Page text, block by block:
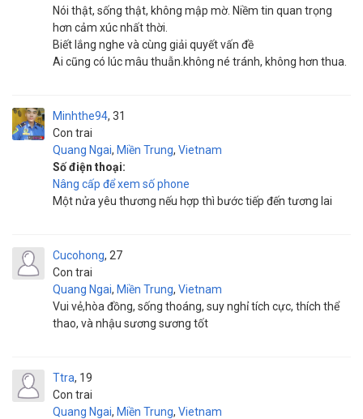
Nói thật, sống thật, không mập mờ. Niềm tin quan trọng
hơn cảm xúc nhất thời.
Biết lắng nghe và cùng giải quyết vấn đề
Ai cũng có lúc mâu thuẫn.không né tránh, không hơn thua.
Minhthe94
Con trai
31
Quang Ngai, Miền Trung, Vietnam
Số điện thoại:
Nâng cấp để xem số phone
Một nửa yêu thương nếu hợp thì bước tiếp đến tương lai
Cucohong
Con trai
27
Quang Ngai, Miền Trung, Vietnam
Vui vẻ,hòa đồng, sống thoáng, suy nghỉ tích cực, thích thể
thao, và nhậu sương sương tốt
Ttra
Con trai
19
Quang Ngai, Miền Trung, Vietnam